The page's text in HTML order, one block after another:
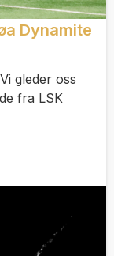
Dynamite
gleder oss
fra LSK